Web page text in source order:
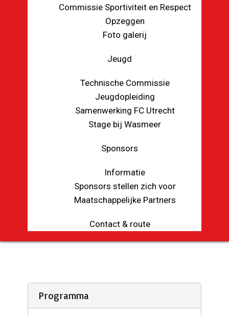
Commissie Sportiviteit en Respect
Opzeggen
Foto galerij
Jeugd
Technische Commissie
Jeugdopleiding
Samenwerking FC Utrecht
Stage bij Wasmeer
Sponsors
Informatie
Sponsors stellen zich voor
Maatschappelijke Partners
Contact & route
Programma